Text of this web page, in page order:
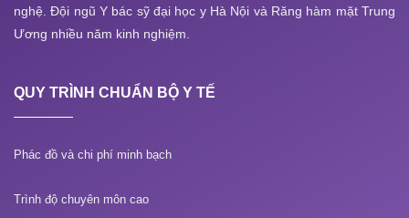
nghệ. Đội ngũ Y bác sỹ đại học y Hà Nội và Răng hàm mặt Trung
Ương nhiều năm kinh nghiệm.
QUY TRÌNH CHUẨN BỘ Y TẾ
Phác đồ và chi phí minh bạch
Trình độ chuyên môn cao